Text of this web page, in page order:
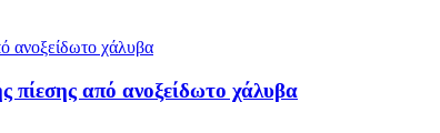
από ανοξείδωτο χάλυβα